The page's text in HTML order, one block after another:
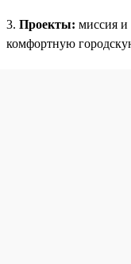
3. Проекты: миссия и
комфортную